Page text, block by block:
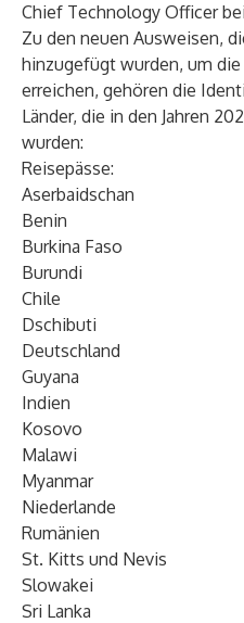
Chief Technology Officer
Zu den neuen Ausweisen,
hinzugefügt wurden, um
erreichen, gehören die
Länder, die in den Jahren
wurden:
Reisepässe:
Aserbaidschan
Benin
Burkina Faso
Burundi
Chile
Dschibuti
Deutschland
Guyana
Indien
Kosovo
Malawi
Myanmar
Niederlande
Rumänien
St. Kitts und Nevis
Slowakei
Sri Lanka